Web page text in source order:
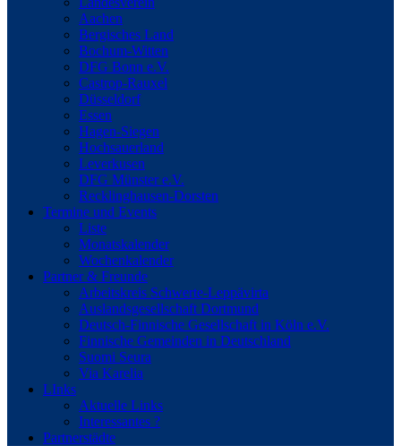
Aachen
Bergisches Land
Bochum-Witten
DFG Bonn e.V.
Castrop-Rauxel
Düsseldorf
Essen
Hagen-Siegen
Hochsauerland
Leverkusen
DFG Münster e.V.
Recklinghausen-Dorsten
Termine und Events
Liste
Monatskalender
Wochenkalender
Partner & Freunde
Arbeitskreis Schwerte-Leppävirta
Auslandsgesellschaft Dortmund
Deutsch-Finnische Gesellschaft in Köln e.V.
Finnische Gemeinden in Deutschland
Suomi Seura
Via Karelia
LInks
Aktuelle Links
Interessantes ?
Partnerstädte